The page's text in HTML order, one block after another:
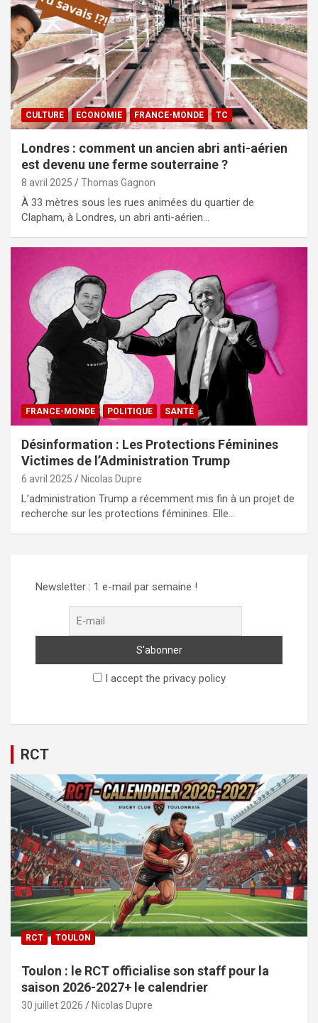
CULTURE ECONOMIE FRANCE-MONDE TC
Londres : comment un ancien abri anti-aérien
est devenu une ferme souterraine ?
8 avril 2025 Thomas Gagnon
À 33 mètres sous les rues animées du quartier de
Clapham, à Londres, un abri anti-aérien…
FRANCE-MONDE POLITIQUE SANTÉ
Désinformation : Les Protections Féminines
Victimes de l’Administration Trump
6 avril 2025 Nicolas Dupre
L’administration Trump a récemment mis fin à un projet de
recherche sur les protections féminines. Elle…
Newsletter : 1 e-mail par semaine !
I accept the privacy policy
RCT
RCT TOULON
Toulon : le RCT officialise son staff pour la
saison 2026-2027+ le calendrier
30 juillet 2026 Nicolas Dupre